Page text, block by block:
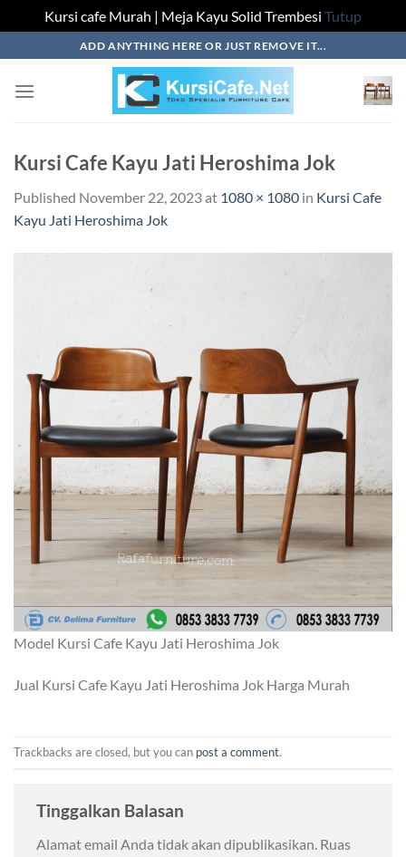
Kursi cafe Murah | Meja Kayu Solid Trembesi Tutup
to
content
ADD ANYTHING HERE OR JUST REMOVE IT...
Kursi Cafe Kayu Jati Heroshima Jok
Published November 22, 2023at 1080 × 1080 in Kursi Cafe
Kayu Jati Heroshima Jok
Model Kursi Cafe Kayu Jati Heroshima Jok
Jual Kursi Cafe Kayu Jati Heroshima Jok Harga Murah
Trackbacks are closed, but you can post a comment.
Tinggalkan Balasan
Alamat email Anda tidak akan dipublikasikan. Ruas